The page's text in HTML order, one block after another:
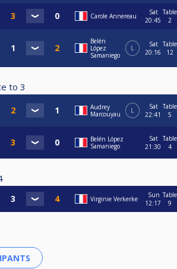
Carole Annereau
Sat
20:45
Table
2
Belén
López
Samaniego
L
Sat
20:16
Table
12
to 3
Audrey
Marcouyau
L
Sat
22:41
Table
5
Belén López
Samaniego
Sat
21:30
Table
4
Virginie Verkerke
Sun
12:17
Table
9